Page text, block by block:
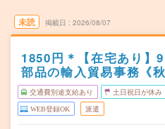
未読 掲載日 2026/08/07
1850円＊【在宅あり】
部品の輸入貿易事務《秋
交通費別途支給あり 土日祝日が休み
WEB登録OK 派遣